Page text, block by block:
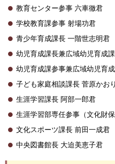
教育センター参事 六車徹君
学校教育課参事 射場功君
青少年育成課長 一階世志明君
幼児育成課長兼広域幼児育成
幼児育成課参事兼広域幼児育
子ども家庭相談課長 菅原かお
生涯学習課長 阿部一郎君
生涯学習部専任参事（文化財
文化スポーツ課長 前田一成君
中央図書館長 大迫美恵子君